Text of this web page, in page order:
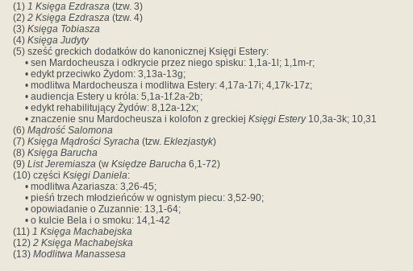
(1) 1 Księga Ezdrasza (tzw. 3)
(2) 2 Księga Ezdrasza (tzw. 4)
(3) Księga Tobiasza
(4) Księga Judyty
(5) sześć greckich dodatków do kanonicznej Księgi Estery:
• sen Mardocheusza i odkrycie przez niego spisku: 1,1a-1l; 1,1m-r;
• edykt przeciwko Żydom: 3,13a-13g;
• modlitwa Mardocheusza i modlitwa Estery: 4,17a-17i; 4,17k-17z;
• audiencja Estery u króla: 5,1a-1f.2a-2b;
• edykt rehabilitujący Żydów: 8,12a-12x;
• znaczenie snu Mardocheusza i kolofon z greckiej Księgi Estery10,3a-3k; 10,31
(6) Mądrość Salomona
(7) Księga Mądrości Syracha (tzw. Eklezjastyk)
(8) Księga Barucha
(9) List Jeremiasza (w Księdze Barucha 6,1-72)
(10) części Księgi Daniela:
• modlitwa Azariasza: 3,26-45;
• pieśń trzech młodzieńców w ognistym piecu: 3,52-90;
• opowiadanie o Zuzannie: 13,1-64;
• o kulcie Bela i o smoku: 14,1-42
(11) 1 Księga Machabejska
(12) 2 Księga Machabejska
(13) Modlitwa Manassesa